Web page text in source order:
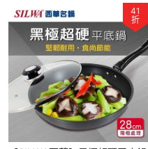
41
折